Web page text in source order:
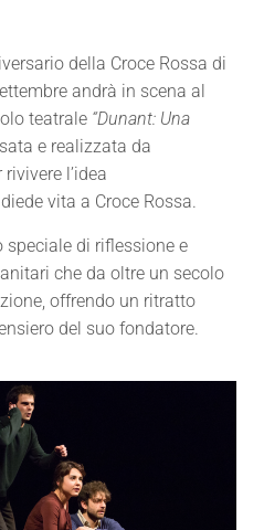
della Croce Rossa di
andrà in scena al
teatrale “Dunant: Una
e realizzata da
rivivere l’idea
vita a Croce Rossa.
speciale di riflessione e
che da oltre un secolo
offrendo un ritratto
del suo fondatore.